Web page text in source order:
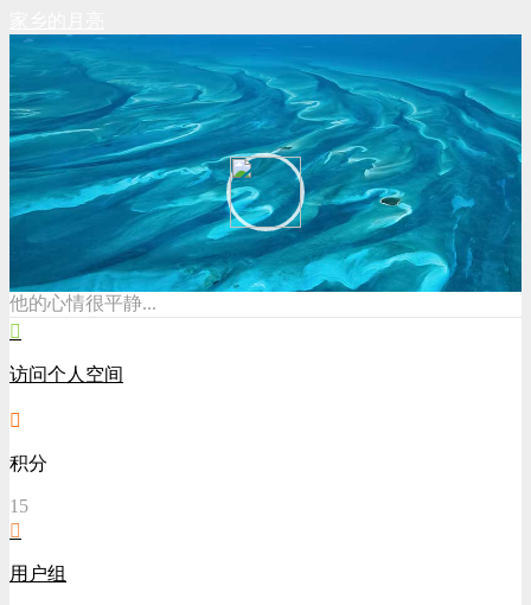
他的心情很平静...
访问个人空间
积分
15
用户组